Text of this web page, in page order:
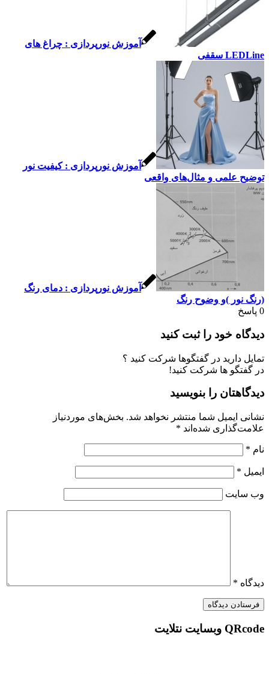
آموزش نورپردازی : چراغ های
LEDLine سقفی
آموزش نورپردازی : کیفیت نور
توضیح علمی و مثال‌های واقعی
آموزش نورپردازی : دمای رنگ
(رنگ نور )و وضوح رنگ
0 پاسخ
دیدگاه خود را ثبت کنید
تمایل دارید در گفتگوها شرکت کنید ؟
در گفتگو ها شرکت کنید!
دیدگاهتان را بنویسید
نشانی ایمیل شما منتشر نخواهد شد. بخش‌های موردنیاز
علامت‌گذاری شده‌اند *
نام *
ایمیل *
وب‌ سایت
دیدگاه *
QRcode وبسایت نتلایت